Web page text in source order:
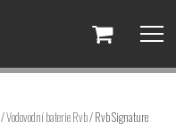
/Vodovodní baterie Rvb/ Rvb Signature